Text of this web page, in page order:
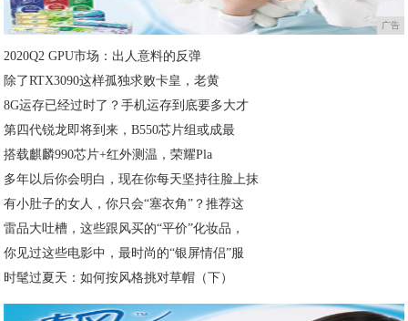
广告
2020Q2 GPU市场：出人意料的反弹
除了RTX3090这样孤独求败卡皇，老黄
8G运存已经过时了？手机运存到底要多大才
第四代锐龙即将到来，B550芯片组或成最
搭载麒麟990芯片+红外测温，荣耀Pla
多年以后你会明白，现在你每天坚持往脸上抹
有小肚子的女人，你只会“塞衣角”？推荐这
雷品大吐槽，这些跟风买的“平价”化妆品，
你见过这些电影中，最时尚的“银屏情侣”服
时髦过夏天：如何按风格挑对草帽（下）